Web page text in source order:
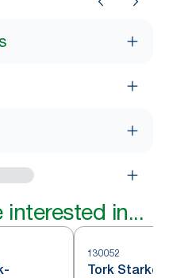
in...
130052
Tork Starke